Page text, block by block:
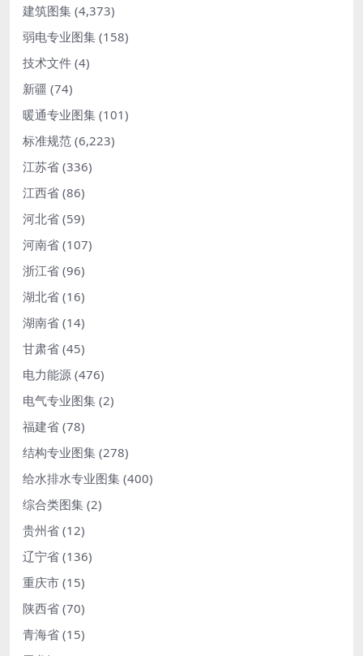
建筑图集 (4,373)
弱电专业图集 (158)
技术文件 (4)
新疆 (74)
暖通专业图集 (101)
标准规范 (6,223)
江苏省 (336)
江西省 (86)
河北省 (59)
河南省 (107)
浙江省 (96)
湖北省 (16)
湖南省 (14)
甘肃省 (45)
电力能源 (476)
电气专业图集 (2)
福建省 (78)
结构专业图集 (278)
给水排水专业图集 (400)
综合类图集 (2)
贵州省 (12)
辽宁省 (136)
重庆市 (15)
陕西省 (70)
青海省 (15)